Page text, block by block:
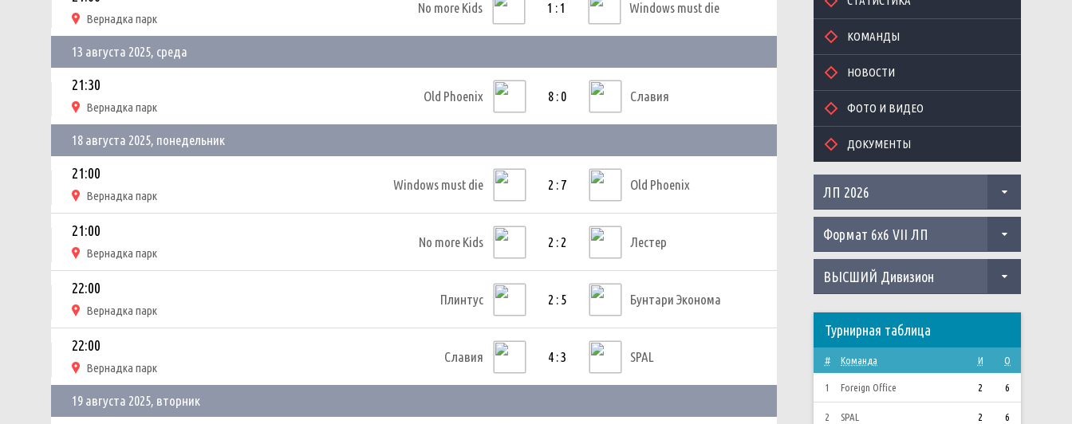
КОМАНДЫ
НОВОСТИ
ФОТО И ВИДЕО
ДОКУМЕНТЫ
ЛП 2026
Формат 6х6 VII ЛП
ВЫСШИЙ Дивизион
Турнирная таблица
# Команда И О
1 Foreign Office 2 6
2 SPAL 2 6
Вернадка парк
No more Kids 1 : 1 Windows must die
13 августа 2025, среда
21:30
Вернадка парк
Old Phoenix 8 : 0 Славия
18 августа 2025, понедельник
21:00
Вернадка парк
Windows must die 2 : 7 Old Phoenix
21:00
Вернадка парк
No more Kids 2 : 2 Лестер
22:00
Вернадка парк
Плинтус 2 : 5 Бунтари Эконома
22:00
Вернадка парк
Славия 4 : 3 SPAL
19 августа 2025, вторник